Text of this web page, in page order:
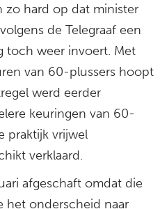
zo hard op dat minister
de Telegraaf een
toch weer invoert. Met
van 60-plussers hoopt
werd eerder
keuringen van 60-
praktijk vrijwel
verklaard.
afgeschaft omdat die
het onderscheid naar